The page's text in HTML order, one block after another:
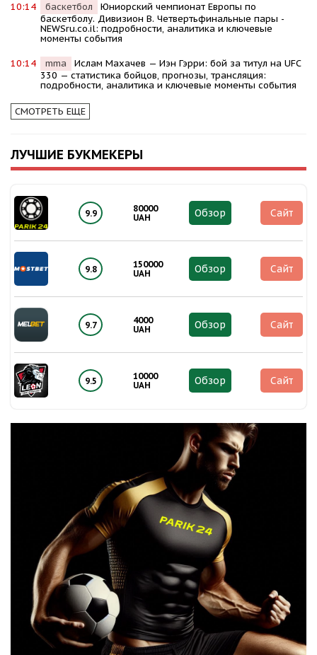
10:14 баскетбол
Юниорский чемпионат Европы по
баскетболу. Дивизион В. Четвертьфинальные пары -
NEWSru.co.il: подробности, аналитика и ключевые
моменты события
10:14 mma
Ислам Махачев — Иэн Гэрри: бой за титул на UFC
330 — статистика бойцов, прогнозы, трансляция:
подробности, аналитика и ключевые моменты события
СМОТРЕТЬ ЕЩЕ
ЛУЧШИЕ БУКМЕКЕРЫ
9.9
80000
UAH
Обзор Сайт
9.8
150000
UAH
Обзор Сайт
9.7
4000
UAH
Обзор Сайт
9.5
10000
UAH
Обзор Сайт